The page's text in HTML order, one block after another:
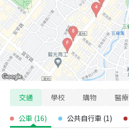
交通 學校 購物 醫療
公車 (16) 公共自行車 (1)